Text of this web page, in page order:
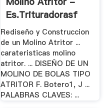
Es.trituradorasf
Rediseño y Construccion
de un Molino Atritor ...
carateristicas molino
atritor. ... DISEÑO DE UN
MOLINO DE BOLAS TIPO
ATRITOR F. Botero1, J ...
PALABRAS CLAVES: ...